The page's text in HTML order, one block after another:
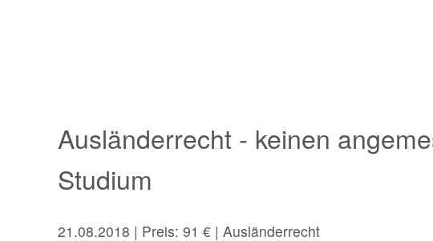
Ausländerrecht - keinen
Studium
21.08.2018 | Preis: 91 € | Ausländerrecht